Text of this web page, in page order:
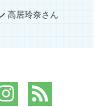
高居玲奈さん